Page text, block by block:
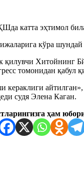
катта эҳтимол
кўра шундай
қилувчи
томонидан қабул
судя Элена Каган.
ҳам